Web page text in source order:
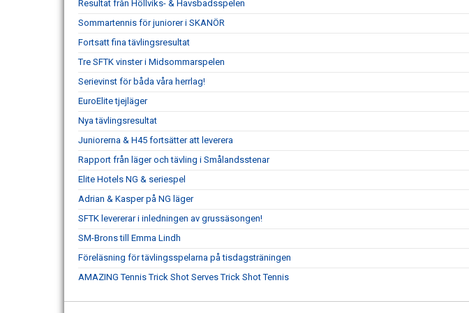
Resultat från Höllviks- & Havsbadsspelen
Sommartennis för juniorer i SKANÖR
Fortsatt fina tävlingsresultat
Tre SFTK vinster i Midsommarspelen
Serievinst för båda våra herrlag!
EuroElite tjejläger
Nya tävlingsresultat
Juniorerna & H45 fortsätter att leverera
Rapport från läger och tävling i Smålandsstenar
Elite Hotels NG & seriespel
Adrian & Kasper på NG läger
SFTK levererar i inledningen av grussäsongen!
SM-Brons till Emma Lindh
Föreläsning för tävlingsspelarna på tisdagsträningen
AMAZING Tennis Trick Shot Serves Trick Shot Tennis